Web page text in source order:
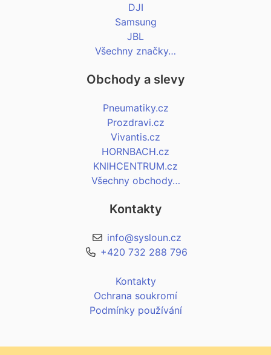
DJI
Samsung
JBL
Všechny značky…
Obchody a slevy
Pneumatiky.cz
Prozdravi.cz
Vivantis.cz
HORNBACH.cz
KNIHCENTRUM.cz
Všechny obchody…
Kontakty
info@sysloun.cz
+420 732 288 796
Kontakty
Ochrana soukromí
Podmínky používání